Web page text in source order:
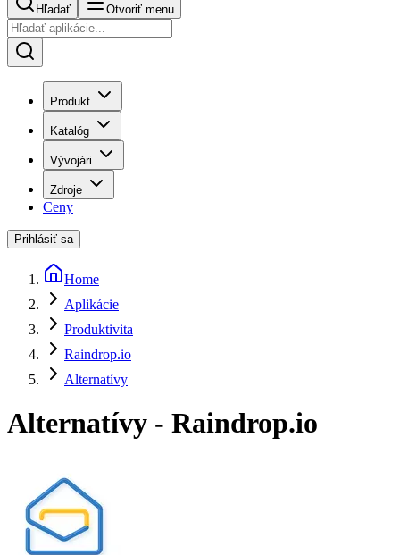
Hľadať Otvoriť menu
Produkt
Katalóg
Vývojári
Zdroje
Ceny
Prihlásiť sa
Home
Aplikácie
Produktivita
Raindrop.io
Alternatívy
Alternatívy - Raindrop.io